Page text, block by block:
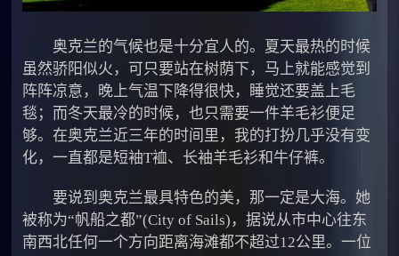
奥克兰的气候也是十分宜人的。夏天最热的时候
虽然骄阳似火，可只要站在树荫下，马上就能感觉到
阵阵凉意，晚上气温下降得很快，睡觉还要盖上毛
毯；而冬天最冷的时候，也只需要一件羊毛衫便足
够。在奥克兰近三年的时间里，我的打扮几乎没有变
化，一直都是短袖T裇、长袖羊毛衫和牛仔裤。
要说到奥克兰最具特色的美，那一定是大海。她
被称为“帆船之都”(City of Sails)，据说从市中心往东
南西北任何一个方向距离海滩都不超过12公里。一位